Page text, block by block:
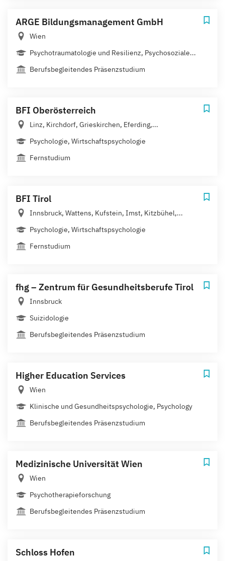
ARGE Bildungsmanagement GmbH
Wien
Psychotraumatologie und Resilienz, Psychosoziale...
Berufsbegleitendes Präsenzstudium
BFI Oberösterreich
Linz, Kirchdorf, Grieskirchen, Eferding,...
Psychologie, Wirtschaftspsychologie
Fernstudium
BFI Tirol
Innsbruck, Wattens, Kufstein, Imst, Kitzbühel,...
Psychologie, Wirtschaftspsychologie
Fernstudium
fhg – Zentrum für Gesundheitsberufe Tirol
Innsbruck
Suizidologie
Berufsbegleitendes Präsenzstudium
Higher Education Services
Wien
Klinische und Gesundheitspsychologie, Psychology
Berufsbegleitendes Präsenzstudium
Medizinische Universität Wien
Wien
Psychotherapieforschung
Berufsbegleitendes Präsenzstudium
Schloss Hofen